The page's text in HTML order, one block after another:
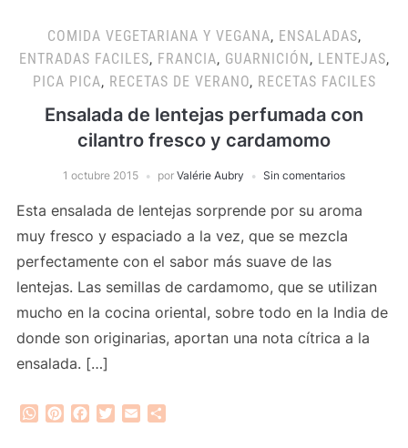
COMIDA VEGETARIANA Y VEGANA, ENSALADAS,
ENTRADAS FACILES, FRANCIA, GUARNICIÓN, LENTEJAS,
PICA PICA, RECETAS DE VERANO, RECETAS FACILES
Ensalada de lentejas perfumada con
cilantro fresco y cardamomo
1 octubre 2015 por Valérie Aubry Sin comentarios
Esta ensalada de lentejas sorprende por su aroma
muy fresco y espaciado a la vez, que se mezcla
perfectamente con el sabor más suave de las
lentejas. Las semillas de cardamomo, que se utilizan
mucho en la cocina oriental, sobre todo en la India de
donde son originarias, aportan una nota cítrica a la
ensalada. […]
WhatsApp
PinterestFacebook
Twitter
Email